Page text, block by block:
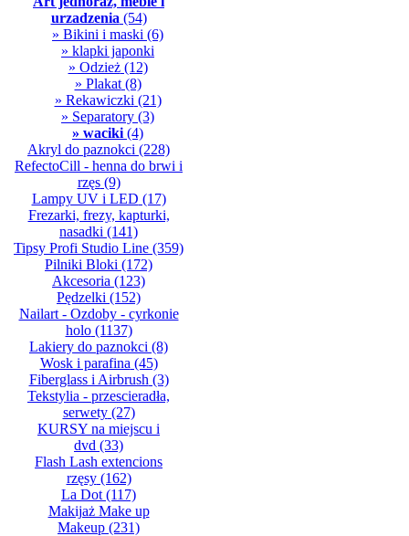
urzadzenia (54)
» Bikini i maski (6)
» klapki japonki
» Odzież(12)
» Plakat(8)
» Rekawiczki (21)
» Separatory (3)
» waciki (4)
Akryl do paznokci (228)
RefectoCill - henna do brwi i
rzęs(9)
Lampy UV i LED (17)
Frezarki, frezy, kapturki,
nasadki (141)
Tipsy Profi Studio Line (359)
Pilniki Bloki (172)
Akcesoria (123)
Pędzelki (152)
Nailart - Ozdoby - cyrkonie
holo(1137)
Lakiery do paznokci (8)
Wosk i parafina (45)
Fiberglass i Airbrush (3)
Tekstylia - przescieradła,
serwety(27)
KURSY na miejscu i
dvd (33)
Flash Lash extencions
rzęsy(162)
La Dot (117)
Makijaż Make up
Makeup (231)